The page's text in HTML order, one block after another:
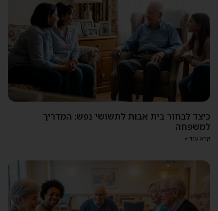
כיצד לבחור בית אבות לתשושי נפש: המדריך
למשפחה
קרא עוד »